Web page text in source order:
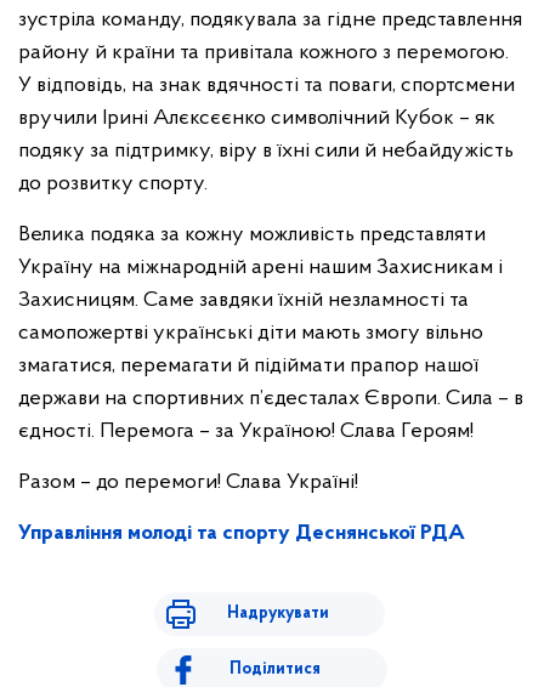
зустріла команду, подякувала за гідне представлення
району й країни та привітала кожного з перемогою.
У відповідь, на знак вдячності та поваги, спортсмени
вручили Ірині Алєксєєнко символічний Кубок – як
подяку за підтримку, віру в їхні сили й небайдужість
до розвитку спорту.
Велика подяка за кожну можливість представляти
Україну на міжнародній арені нашим Захисникам і
Захисницям. Саме завдяки їхній незламності та
самопожертві українські діти мають змогу вільно
змагатися, перемагати й підіймати прапор нашої
держави на спортивних п’єдесталах Європи. Сила – в
єдності. Перемога – за Україною! Слава Героям!
Разом – до перемоги! Слава Україні!
Управління молоді та спорту Деснянської РДА
Надрукувати
Поділитися